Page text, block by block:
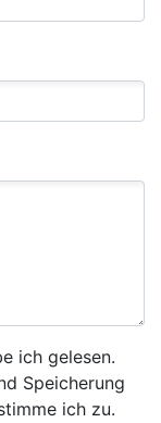
ich gelesen.
Speicherung
ich zu.